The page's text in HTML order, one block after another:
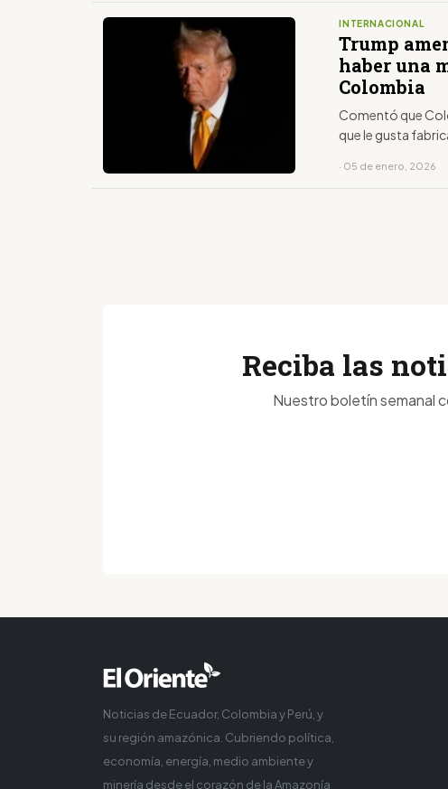
INTERNACIONAL
Trump
haber una
Colombia
Comentó que
que le gusta
· 05 de enero, 2026
Reciba las
Nuestro boletín semanal
Noticias de Ecuador, Colombia y Perú, y
su región amazónica. Cubriendo política,
economía, energía, medio ambiente y
minería desde el corazón de la Amazonía